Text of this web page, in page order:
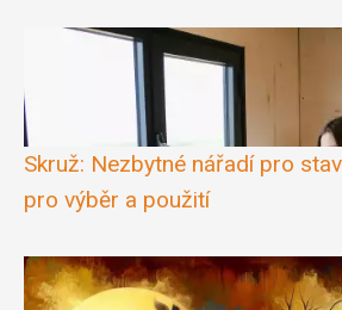
Skruž: Nezbytné nářadí pro
pro výběr a použití